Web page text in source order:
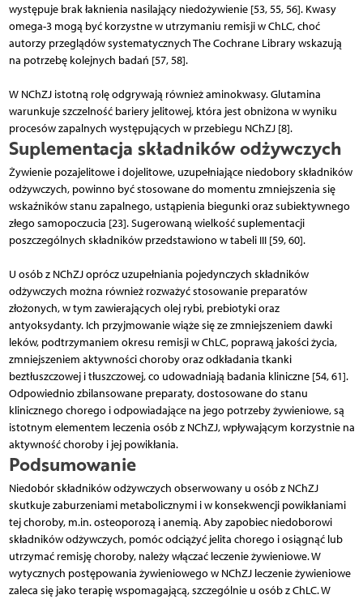
występuje brak łaknienia nasilający niedożywienie [53, 55, 56]. Kwasy
omega-3 mogą być korzystne w utrzymaniu remisji w ChLC, choć
autorzy przeglądów systematycznych The Cochrane Library wskazują
na potrzebę kolejnych badań [57, 58].
W NChZJ istotną rolę odgrywają również aminokwasy. Glutamina
warunkuje szczelność bariery jelitowej, która jest obniżona w wyniku
procesów zapalnych występujących w przebiegu NChZJ [8].
Suplementacja składników odżywczych
Żywienie pozajelitowe i dojelitowe, uzupełniające niedobory składników
odżywczych, powinno być stosowane do momentu zmniejszenia się
wskaźników stanu zapalnego, ustąpienia biegunki oraz subiektywnego
złego samopoczucia [23]. Sugerowaną wielkość suplementacji
poszczególnych składników przedstawiono w tabeli III [59, 60].
U osób z NChZJ oprócz uzupełniania pojedynczych składników
odżywczych można również rozważyć stosowanie preparatów
złożonych, w tym zawierających olej rybi, prebiotyki oraz
antyoksydanty. Ich przyjmowanie wiąże się ze zmniejszeniem dawki
leków, podtrzymaniem okresu remisji w ChLC, poprawą jakości życia,
zmniejszeniem aktywności choroby oraz odkładania tkanki
beztłuszczowej i tłuszczowej, co udowadniają badania kliniczne [54, 61].
Odpowiednio zbilansowane preparaty, dostosowane do stanu
klinicznego chorego i odpowiadające na jego potrzeby żywieniowe, są
istotnym elementem leczenia osób z NChZJ, wpływającym korzystnie na
aktywność choroby i jej powikłania.
Podsumowanie
Niedobór składników odżywczych obserwowany u osób z NChZJ
skutkuje zaburzeniami metabolicznymi i w konsekwencji powikłaniami
tej choroby, m.in. osteo­porozą i anemią. Aby zapobiec niedoborowi
składników odżywczych, pomóc odciążyć jelita chorego i osiąg­nąć lub
utrzymać remisję choroby, należy włączać leczenie żywieniowe. W
wytycznych postępowania żywieniowego w NChZJ leczenie żywieniowe
zaleca się jako terapię wspomagającą, szczególnie u osób z ChLC. W